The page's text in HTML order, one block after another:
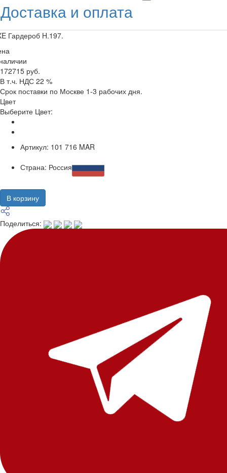
Доставка и оплата
Гардероб H.197.
172715 руб.
В т.ч. НДС 22 %
Срок поставки по Москве 1-3 рабочих дня.
Цвет
Выберите Цвет:
Артикул: 101 716 MAR
Страна: Россия
В корзину
Поделиться: